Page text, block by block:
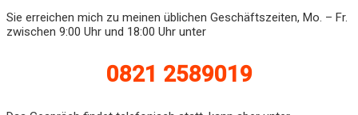
Sie erreichen mich zu meinen üblichen Geschäftszeiten, Mo. – Fr.
zwischen 9:00 Uhr und 18:00 Uhr unter
0821 2589019